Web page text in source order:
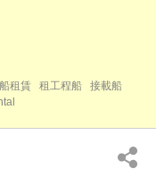
租賃 租工程船
接載船